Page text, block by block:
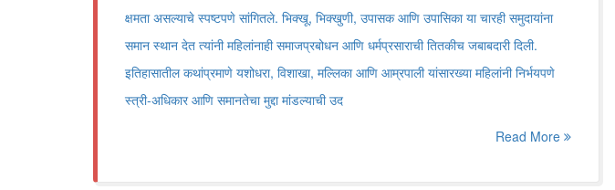
क्षमता असल्याचे स्पष्टपणे सांगितले. भिक्खू, भिक्खुणी, उपासक आणि उपासिका या चारही समुदायांना
समान स्थान देत त्यांनी महिलांनाही समाजप्रबोधन आणि धर्मप्रसाराची तितकीच जबाबदारी दिली.
इतिहासातील कथांप्रमाणे यशोधरा, विशाखा, मल्लिका आणि आम्रपाली यांसारख्या महिलांनी निर्भयपणे
स्त्री-अधिकार आणि समानतेचा मुद्दा मांडल्याची उद
Read More